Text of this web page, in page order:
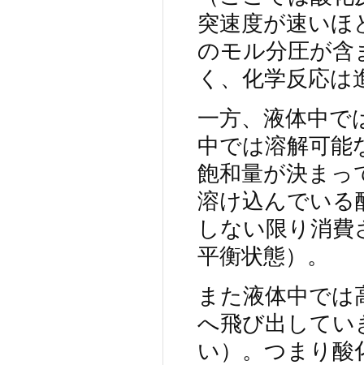
突速度が速いほ
のモル分圧が含
く、化学反応は
一方、液体中で
中では溶解可能
飽和量が決まっ
溶け込んでいる
しない限り消
平衡状態）。
また液体中で
へ飛び出してい
い）。つまり酸